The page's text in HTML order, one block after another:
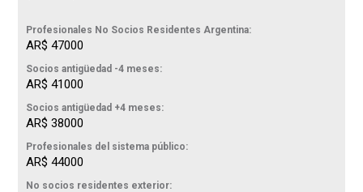
Profesionales No Socios Residentes Argentina:
AR$ 47000
Socios antigüedad -4 meses:
AR$ 41000
Socios antigüedad +4 meses:
AR$ 38000
Profesionales del sistema público:
AR$ 44000
No socios residentes exterior: